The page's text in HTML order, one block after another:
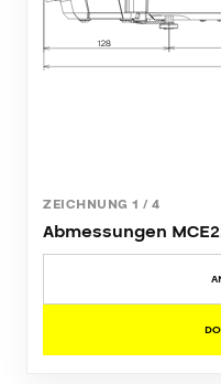
ZEICHNUNG 1 / 4
Abmessungen